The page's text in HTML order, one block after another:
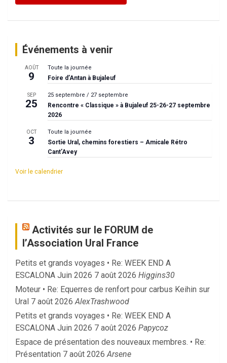
Événements à venir
AOÛT
9
Toute la journée
Foire d’Antan à Bujaleuf
SEP
25
25 septembre / 27 septembre
Rencontre « Classique » à Bujaleuf 25-26-27 septembre
2026
OCT
3
Toute la journée
Sortie Ural, chemins forestiers – Amicale Rétro
Cant’Avey
Voir le calendrier
Activités sur le FORUM de
l’Association Ural France
Petits et grands voyages • Re: WEEK END A
ESCALONA Juin 2026 7 août 2026 Higgins30
Moteur • Re: Equerres de renfort pour carbus Keihin sur
Ural 7 août 2026 AlexTrashwood
Petits et grands voyages • Re: WEEK END A
ESCALONA Juin 2026 7 août 2026 Papycoz
Espace de présentation des nouveaux membres. • Re:
Présentation 7 août 2026 Arsene